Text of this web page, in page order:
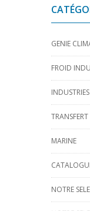
GENIE
FROID
MARINE
NOTRE